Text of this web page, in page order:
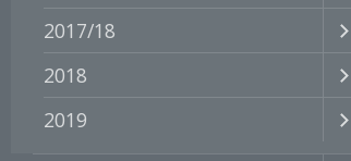
2017/18
2018
2019